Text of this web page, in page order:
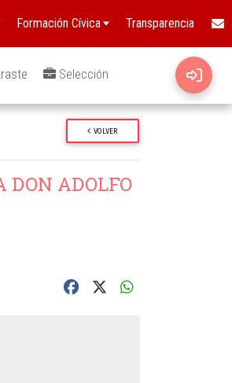
Formación Cívica Transparencia
Selección
VOLVER
DON ADOLFO